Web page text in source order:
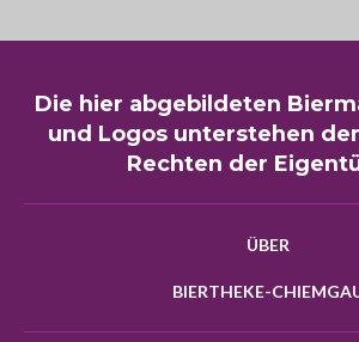
Die hier abgebildeten
und Logos unterstehen
Rechten der
ÜBER
BIERTHEKE-